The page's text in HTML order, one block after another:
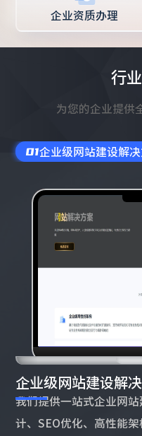
企业资质办理
行
为您的企业提供
01企业级网站建设解
企业级网站建设解
我们提供一站式企业网
计、SEO优化、高性能